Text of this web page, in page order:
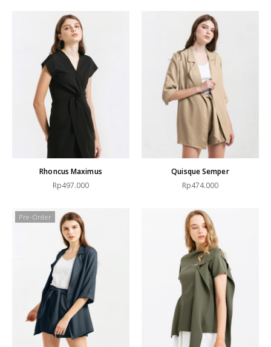
Rhoncus Maximus
Rp497.000
Quisque Semper
Rp474.000
Pre-Order